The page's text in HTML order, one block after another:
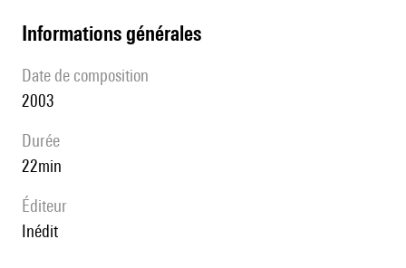
informations générales
date de composition
2003
durée
22min
éditeur
Inédit